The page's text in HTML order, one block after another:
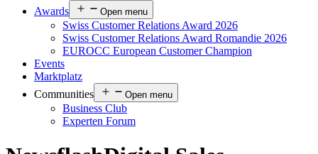
Awards
Open menu
Swiss Customer Relations Award 2026
Swiss Customer Relations Award Romandie 2026
EUROCC European Customer Champion
Events
Marktplatz
Communities
Open menu
Business Club
Experten Forum